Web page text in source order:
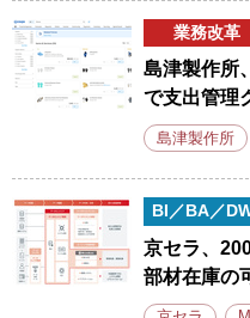
業務改革
島津製作所
で支出管理
島津製作所
BI／BA／
京セラ、
部材在庫の